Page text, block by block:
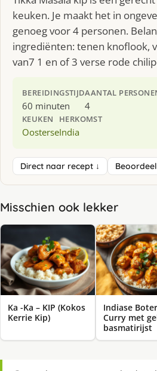
keuken. Je maakt het in
genoeg voor 4 personen.
ingrediënten: tenen knoflook,
van7 1 en of 3 verse rode
BEREIDINGSTIJD
60 minuten
AANTAL
4
KEUKEN
Oosterse
HERKOMST
India
Direct naar recept ↓
Misschien ook lekker
Ka -Ka – KIP (Kokos
Kerrie Kip)
Indiase
Curry met
basmatirijst